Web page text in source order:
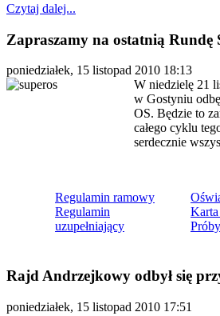
Czytaj dalej...
Zapraszamy na ostatnią Rundę
poniedziałek, 15 listopad 2010 18:13
W niedzielę 21
w Gostyniu
OS. Będzie to
całego cyklu
serdecznie
Regulamin ramowy
Regulamin
uzupełniający
Rajd Andrzejkowy odbył się
poniedziałek, 15 listopad 2010 17:51